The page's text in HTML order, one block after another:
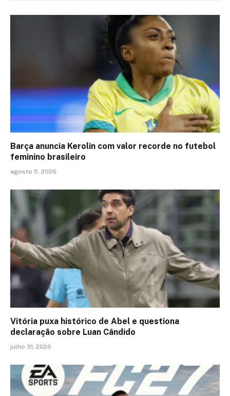
Barça anuncia Kerolin com valor recorde no futebol
feminino brasileiro
agosto 5, 2026
Vitória puxa histórico de Abel e questiona
declaração sobre Luan Cândido
julho 31, 2026